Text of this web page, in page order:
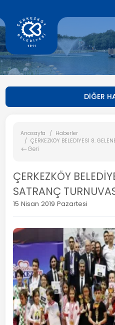
DİĞER
Anasayfa
Haberler
ÇERKEZKÖY BELEDİYESİ 8.
Geri
ÇERKEZKÖY
SATRANÇ
15 Nisan 2019 Pazartesi